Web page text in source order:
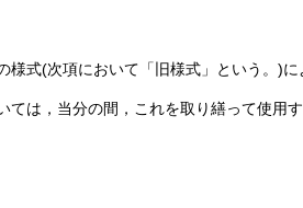
様式(次項において「旧様式」という。)に
は，当分の間，これを取り繕って使用す